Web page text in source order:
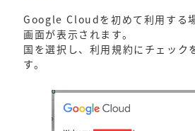
Google Cloudを初めて利用する
画面が表示されます。
国を選択し、利用規約にチェック
す。